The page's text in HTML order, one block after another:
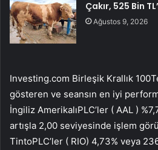
Çakır, 525 Bin
Ağustos 9, 2026
Investing.com Birleşik Krallık 100
gösteren ve seansın en iyi
İngiliz AmerikalıPLC’ler ( AAL )
artışla 2,00 seviyesinde işlem
TintoPLC’ler ( RIO) 4,73% veya